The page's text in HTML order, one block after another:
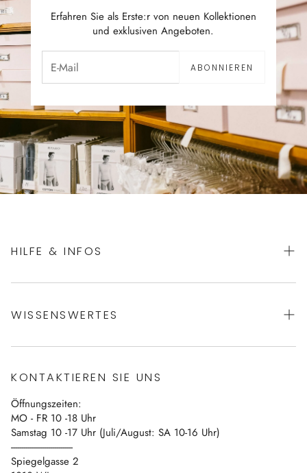
Erfahren Sie als Erste:r von neuen Kollektionen
und exklusiven Angeboten.
ABONNIEREN
HILFE & INFOS
Datenschutz
Impressum
Vertrag widerrufen
WISSENSWERTES
Blog
Kontakt
KONTAKTIEREN SIE UNS
Öffnungszeiten:
MO - FR 10 -18 Uhr
Samstag 10 -17 Uhr (Juli/August: SA 10-16 Uhr)
------------------------------
Spiegelgasse 2